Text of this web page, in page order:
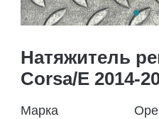
Натяжитель
Corsa/E 2014-
Марка
Opel